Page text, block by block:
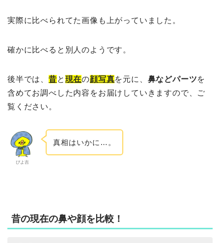
実際に比べられてた画像も上がっていました。
確かに比べると別人のようです。
後半では、 昔と 現在の顔写真を元に、 鼻などパーツを
含めてお調べした内容をお届けしていきますので、ご
覧ください。
ぴよ吉
真相はいかに…。
昔の現在の鼻や顔を比較！